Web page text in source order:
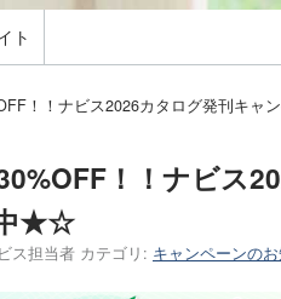
ト
！！ナビス2026カタログ発刊キャ
！！ナビス
中★☆
ス担当者 カテゴリ: キャンペーンの